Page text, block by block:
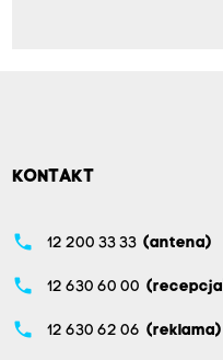
KONTAKT
phone 12 200 33 33 (antena)
phone 12 630 60 00
phone 12 630 62 06 (reklama)